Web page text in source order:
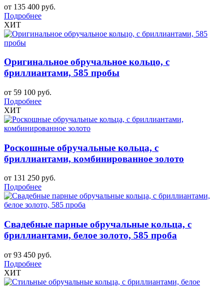
от 135 400 руб.
Подробнее
ХИТ
Оригинальное обручальное кольцо, с
бриллиантами, 585 пробы
от 59 100 руб.
Подробнее
ХИТ
Роскошные обручальные кольца, с
бриллиантами, комбинированное золото
от 131 250 руб.
Подробнее
Свадебные парные обручальные кольца, с
бриллиантами, белое золото, 585 проба
от 93 450 руб.
Подробнее
ХИТ